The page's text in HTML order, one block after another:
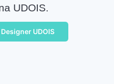
UDOIS.
UDOIS